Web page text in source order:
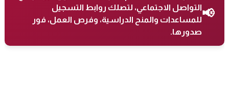
📢التواصل الاجتماعي، لتصلك روابط التسجيل
للمساعدات والمنح الدراسية، وفرص العمل، فور
صدورها.